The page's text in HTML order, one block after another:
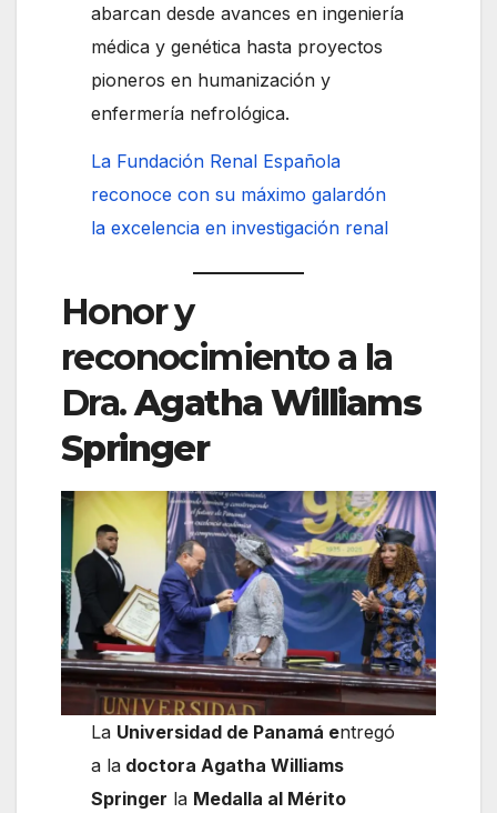
abarcan desde avances en ingeniería
médica y genética hasta proyectos
pioneros en humanización y
enfermería nefrológica.
La Fundación Renal Española
reconoce con su máximo galardón
la excelencia en investigación renal
Honor y
reconocimiento a la
Dra.Agatha Williams
Springer
La Universidad de Panamá entregó
a la doctora Agatha Williams
Springer la Medalla al Mérito